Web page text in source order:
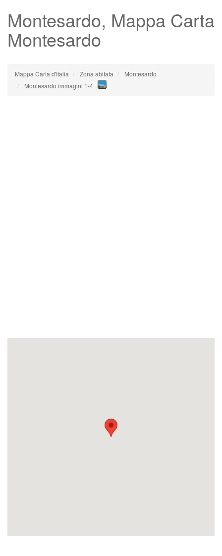
Montesardo, Mappa Carta
Montesardo
Mappa Carta d'Italia Zona abitata
Montesardo
Montesardo immagini 1-4